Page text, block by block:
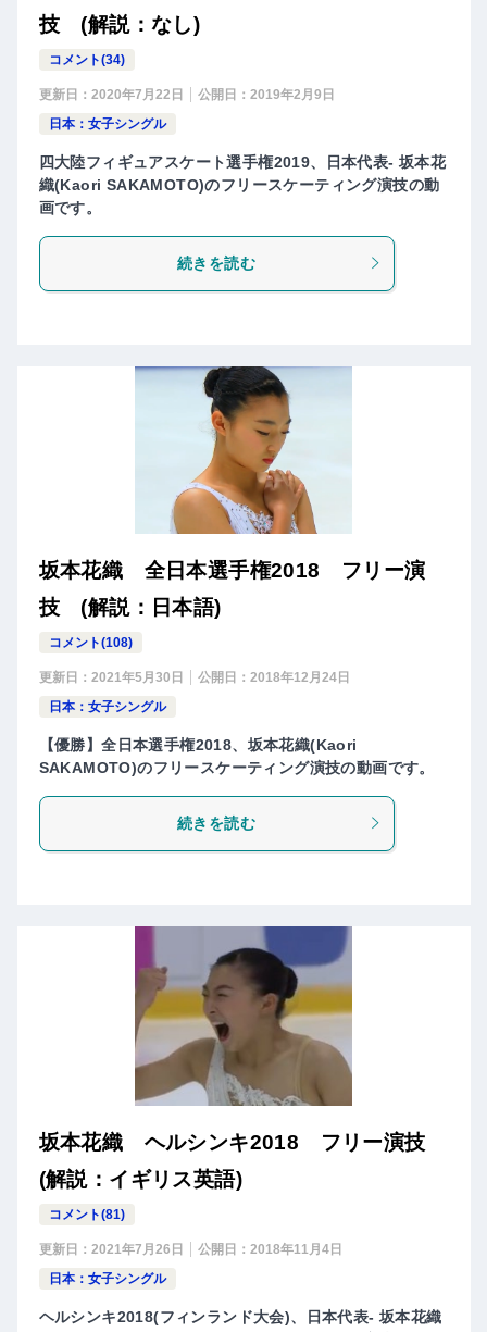
技 (解説：なし)
コメント(34)
更新日： 2020年7月22日 公開日： 2019年2月9日
日本：女子シングル
四大陸フィギュアスケート選手権2019、日本代表- 坂本花
織(Kaori SAKAMOTO)のフリースケーティング演技の動
画です。
続きを読む
坂本花織 全日本選手権2018 フリー演
技 (解説：日本語)
コメント(108)
更新日： 2021年5月30日 公開日： 2018年12月24日
日本：女子シングル
【優勝】全日本選手権2018、坂本花織(Kaori
SAKAMOTO)のフリースケーティング演技の動画です。
続きを読む
坂本花織 ヘルシンキ2018 フリー演技
(解説：イギリス英語)
コメント(81)
更新日： 2021年7月26日 公開日： 2018年11月4日
日本：女子シングル
ヘルシンキ2018(フィンランド大会)、日本代表- 坂本花織